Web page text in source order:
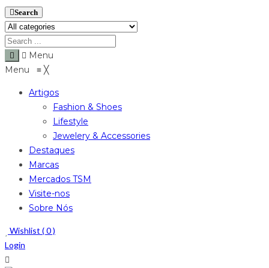
Search
Menu
Menu ≡ ╳
Artigos
Fashion & Shoes
Lifestyle
Jewelery & Accessories
Destaques
Marcas
Mercados TSM
Visite-nos
Sobre Nós
Wishlist (0)
Login